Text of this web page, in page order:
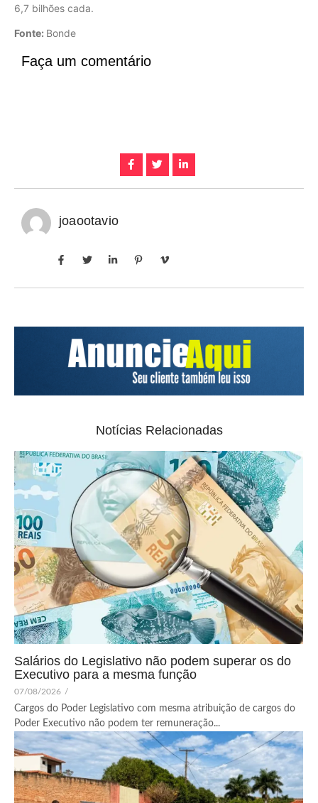
6,7 bilhões cada.
Fonte: Bonde
Faça um comentário
joaootavio
Notícias Relacionadas
Salários do Legislativo não podem superar os do
Executivo para a mesma função
07/08/2026 /
Cargos do Poder Legislativo com mesma atribuição de cargos do
Poder Executivo não podem ter remuneração...